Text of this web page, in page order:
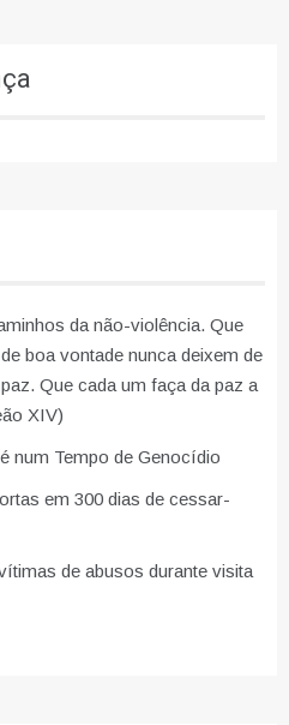
da não-violência. Que
boa vontade nunca deixem de
Que cada um faça da paz a
XIV)
num Tempo de Genocídio
em 300 dias de cessar-
de abusos durante visita